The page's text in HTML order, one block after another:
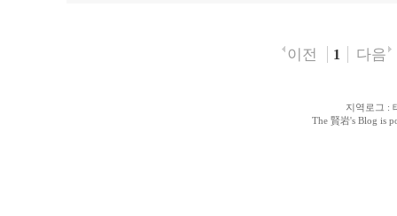
이전 1 다음
지역로그 :
The 賢岩's Blog is